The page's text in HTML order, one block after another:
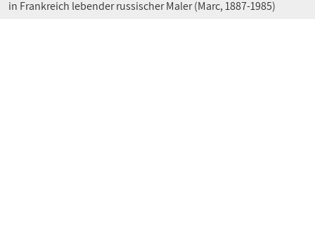
in Frankreich lebender russischer Maler (Marc, 1887-1985)